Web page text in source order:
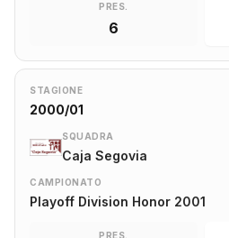
PRES.
6
STAGIONE
2000/01
SQUADRA
Caja Segovia
CAMPIONATO
Playoff Division Honor 2001
PRES.